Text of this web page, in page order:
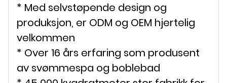
* Med selvstøpende design og
produksjon, er ODM og OEM hjertelig
velkommen
* Over 16 års erfaring som produsent
av svømmespa og boblebad